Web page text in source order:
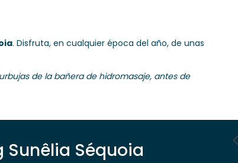
. Disfruta, en cualquier época del año, de unas
de la bañera de hidromasaje, antes de
Séquoia